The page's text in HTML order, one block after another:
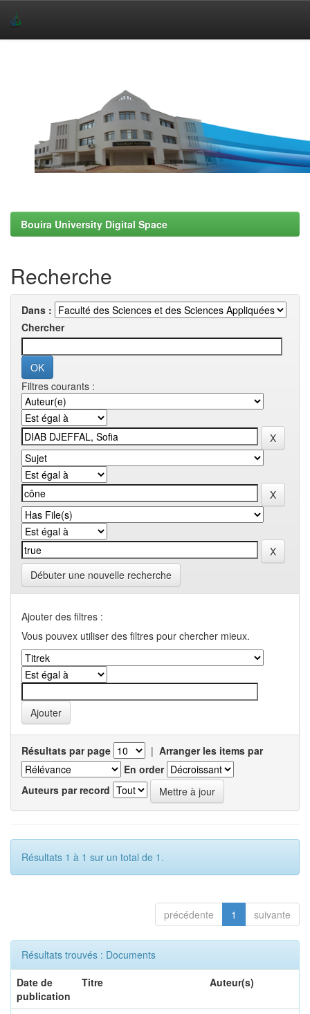
Bouira University Digital Space
Recherche
Dans :
Chercher
Filtres courants :
Débuter une nouvelle recherche
Ajouter des filtres :
Vous pouvex utiliser des filtres pour chercher mieux.
Résultats par page | Arranger les items par
En order
Auteurs par record
Résultats 1 à 1 sur un total de 1.
précédente 1 suivante
Résultats trouvés : Documents
Date de
publication
Titre Auteur(s)